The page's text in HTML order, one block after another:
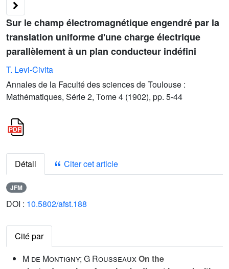
Sur le champ électromagnétique engendré par la
translation uniforme d'une charge électrique
parallèlement à un plan conducteur indéfini
T. Levi-Civita
Annales de la Faculté des sciences de Toulouse :
Mathématiques, Série 2, Tome 4 (1902), pp. 5-44
Détail Citer cet article
JFM
DOI : 10.5802/afst.188
Cité par
M de Montigny; G RousseauxOn the